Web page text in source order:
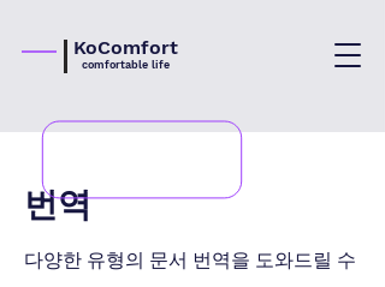
KoComfort
comfortable life
​번역
다양한 유형의 문서 번역을 도와드릴 수